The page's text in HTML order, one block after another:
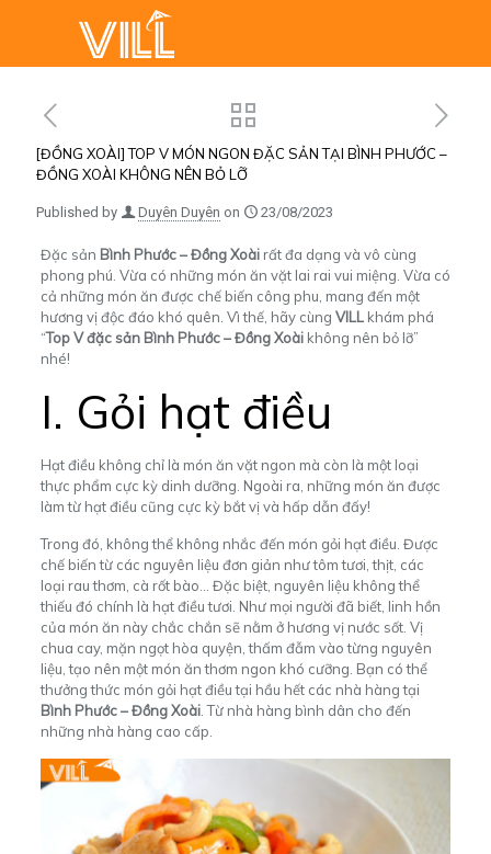
[ĐỒNG XOÀI] TOP V MÓN NGON ĐẶC SẢN TẠI BÌNH PHƯỚC –
ĐỒNG XOÀI KHÔNG NÊN BỎ LỠ
Published by Duyên Duyên on 23/08/2023
Đặc sản Bình Phước – Đồng Xoàirất đa dạng và vô cùng
phong phú. Vừa có những món ăn vặt lai rai vui miệng. Vừa có
cả những món ăn được chế biến công phu, mang đến một
hương vị độc đáo khó quên. Vì thế, hãy cùng VILLkhám phá
“Top V đặc sản Bình Phước – Đồng Xoàikhông nên bỏ lỡ”
nhé!
I. Gỏi hạt điều
Hạt điều không chỉ là món ăn vặt ngon mà còn là một loại
thực phẩm cực kỳ dinh dưỡng. Ngoài ra, những món ăn được
làm từ hạt điều cũng cực kỳ bắt vị và hấp dẫn đấy!
Trong đó, không thể không nhắc đến món gỏi hạt điều. Được
chế biến từ các nguyên liệu đơn giản như tôm tươi, thịt, các
loại rau thơm, cà rốt bào… Đặc biệt, nguyên liệu không thể
thiếu đó chính là hạt điều tươi. Như mọi người đã biết, linh hồn
của món ăn này chắc chắn sẽ nằm ở hương vị nước sốt. Vị
chua cay, mặn ngọt hòa quyện, thấm đẫm vào từng nguyên
liệu, tạo nên một món ăn thơm ngon khó cưỡng. Bạn có thể
thưởng thức món gỏi hạt điều tại hầu hết các nhà hàng tại
Bình Phước – Đồng Xoài. Từ nhà hàng bình dân cho đến
những nhà hàng cao cấp.